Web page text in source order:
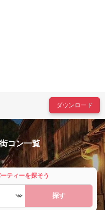
ダウンロード
コン一覧
ティーを探そう
探す